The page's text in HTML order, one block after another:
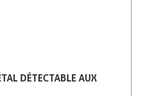
DÉTECTABLE AUX